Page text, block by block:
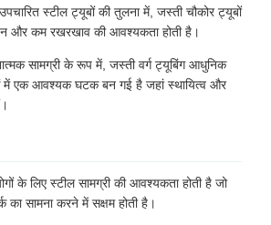
स्टील ट्यूबों की तुलना में, जस्ती चौकोर ट्यूबों
और कम रखरखाव की आवश्यकता होती है।
सामग्री के रूप में, जस्ती वर्ग ट्यूबिंग आधुनिक
में एक आवश्यक घटक बन गई है जहां स्थायित्व और
के लिए स्टील सामग्री की आवश्यकता होती है जो
का सामना करने में सक्षम होती है।